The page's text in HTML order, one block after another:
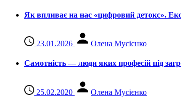
Як впливає на нас «цифровий детокс».
23.01.2026 Олена Мусієнко
Самотність — люди яких професій під
25.02.2020 Олена Мусієнко